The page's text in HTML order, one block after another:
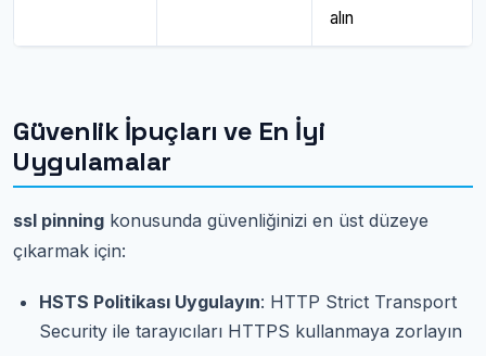
alın
Güvenlik İpuçları ve En İyi
Uygulamalar
ssl pinning konusunda güvenliğinizi en üst düzeye
çıkarmak için:
HSTS Politikası Uygulayın: HTTP Strict Transport
Security ile tarayıcıları HTTPS kullanmaya zorlayın